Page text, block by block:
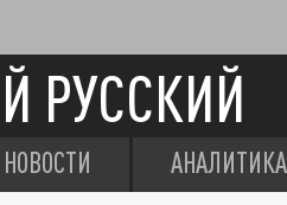
РУССКИЙ
НОВОСТИ АНАЛИТИКА